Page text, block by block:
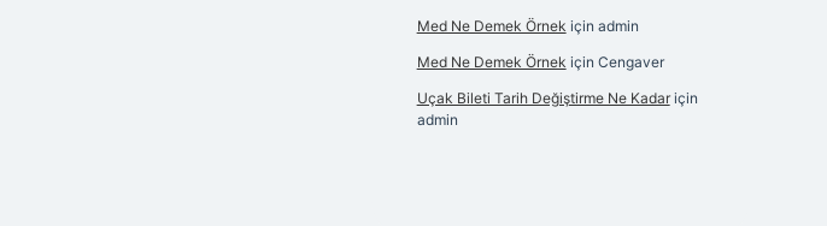
Med Ne Demek Örnek için admin
Med Ne Demek Örnek için Cengaver
Uçak Bileti Tarih Değiştirme Ne Kadariçin
admin